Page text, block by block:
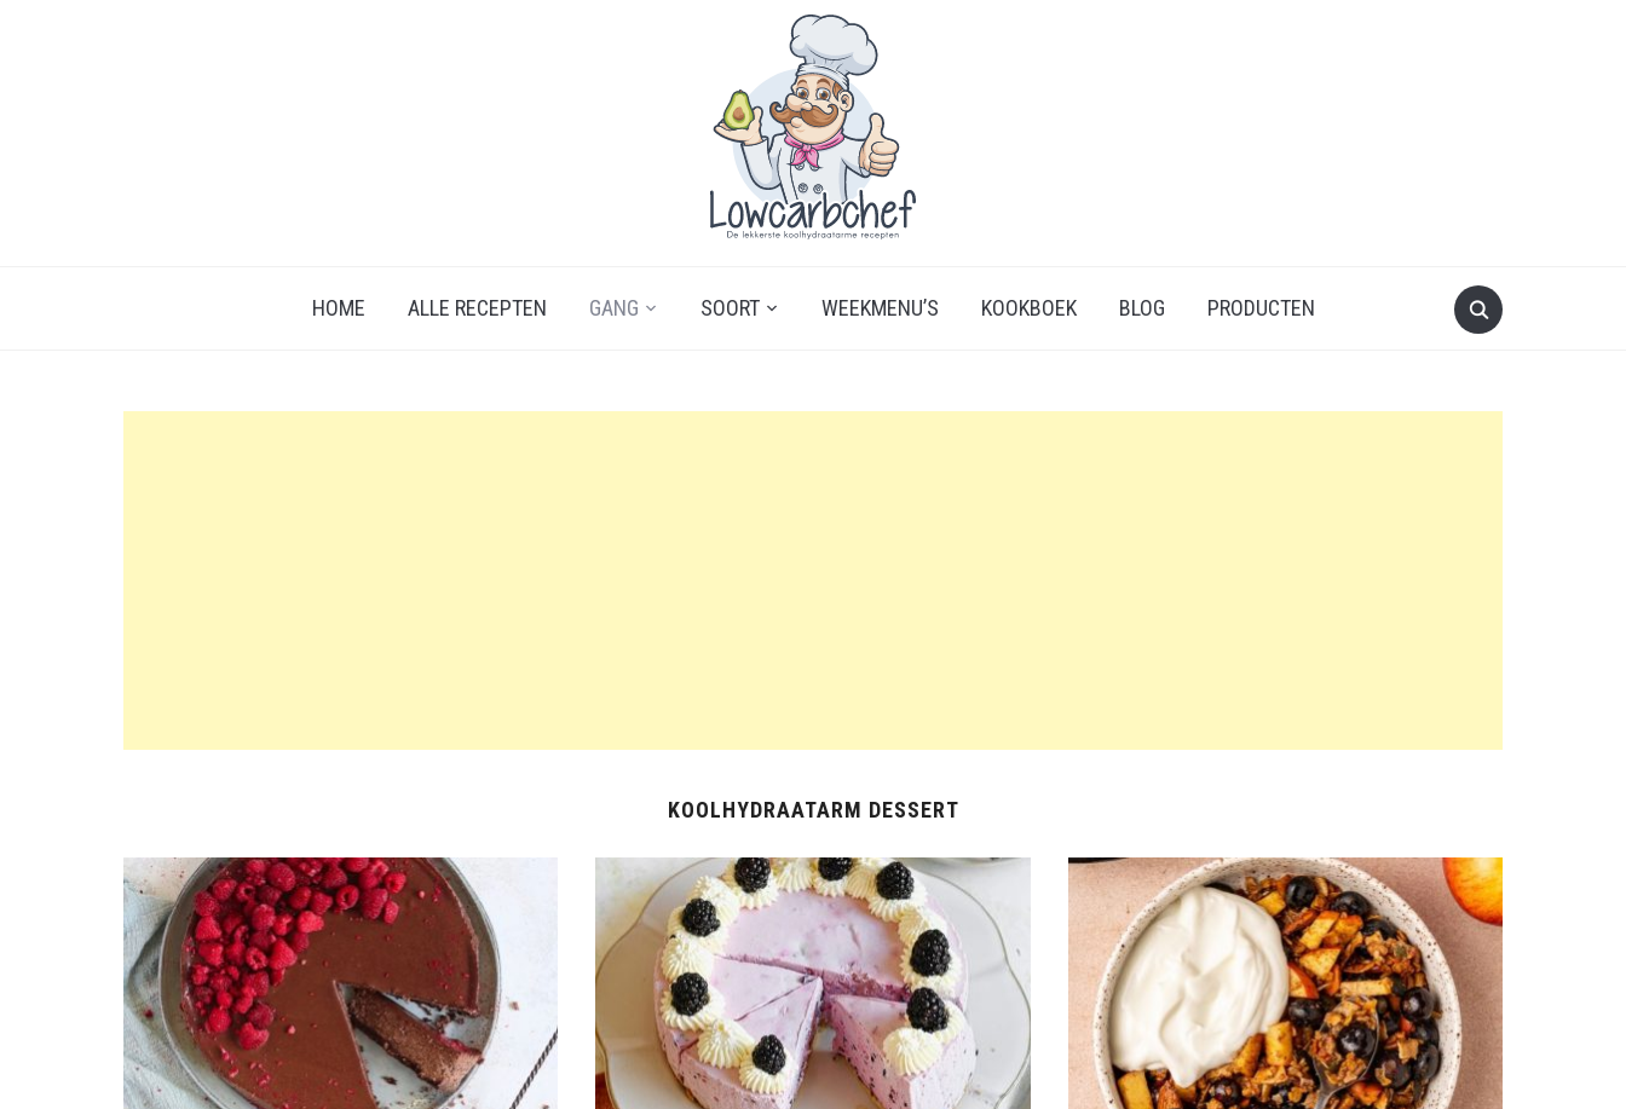
HOME ALLE RECEPTEN GANG SOORT WEEKMENU’S KOOKBOEK BLOG PRODUCTEN
KOOLHYDRAATARM DESSERT